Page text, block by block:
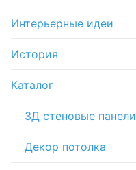
Интерьерные идеи
История
Каталог
3Д стеновые панели
Декор потолка